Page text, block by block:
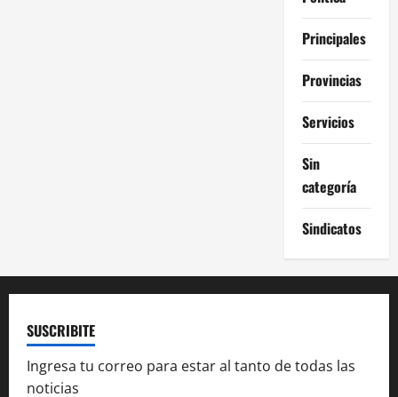
Principales
Provincias
Servicios
Sin
categoría
Sindicatos
SUSCRIBITE
Ingresa tu correo para estar al tanto de todas las
noticias